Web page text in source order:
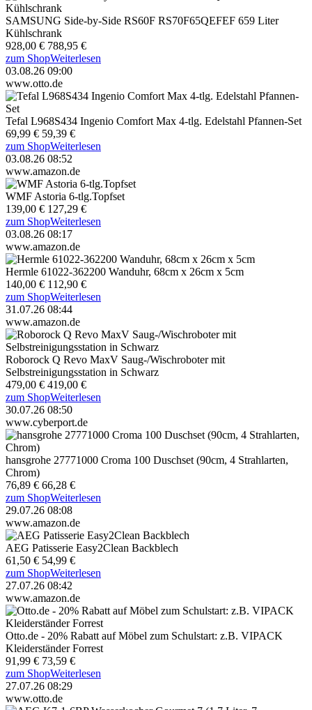
SAMSUNG Side-by-Side RS60F RS70F65QEFEF 659 Liter
Kühlschrank
928,00 € 788,95 €
zum ShopWeiterlesen
03.08.26 09:00
www.otto.de
Tefal L968S434 Ingenio Comfort Max 4-tlg. Edelstahl Pfannen-Set
69,99 € 59,39 €
zum ShopWeiterlesen
03.08.26 08:52
www.amazon.de
WMF Astoria 6-tlg.Topfset
139,00 € 127,29 €
zum ShopWeiterlesen
03.08.26 08:17
www.amazon.de
Hermle 61022-362200 Wanduhr, 68cm x 26cm x 5cm
140,00 € 112,90 €
zum ShopWeiterlesen
31.07.26 08:44
www.amazon.de
Roborock Q Revo MaxV Saug-/Wischroboter mit
Selbstreinigungsstation in Schwarz
479,00 € 419,00 €
zum ShopWeiterlesen
30.07.26 08:50
www.cyberport.de
hansgrohe 27771000 Croma 100 Duschset (90cm, 4 Strahlarten,
Chrom)
76,89 € 66,28 €
zum ShopWeiterlesen
29.07.26 08:08
www.amazon.de
AEG Patisserie Easy2Clean Backblech
61,50 € 54,99 €
zum ShopWeiterlesen
27.07.26 08:42
www.amazon.de
Otto.de - 20% Rabatt auf Möbel zum Schulstart: z.B. VIPACK
Kleiderständer Forrest
91,99 € 73,59 €
zum ShopWeiterlesen
27.07.26 08:29
www.otto.de